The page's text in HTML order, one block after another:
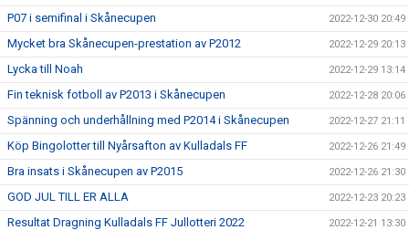
P07 i semifinal i Skånecupen 2022-12-30 20:49
Mycket bra Skånecupen-prestation av P2012 2022-12-29 20:13
Lycka till Noah 2022-12-29 13:14
Fin teknisk fotboll av P2013 i Skånecupen 2022-12-28 20:06
Spänning och underhållning med P2014 i Skånecupen 2022-12-27 21:11
Köp Bingolotter till Nyårsafton av Kulladals FF 2022-12-26 21:49
Bra insats i Skånecupen av P2015 2022-12-26 21:30
GOD JUL TILL ER ALLA 2022-12-23 20:23
Resultat Dragning Kulladals FF Jullotteri 2022 2022-12-21 13:30